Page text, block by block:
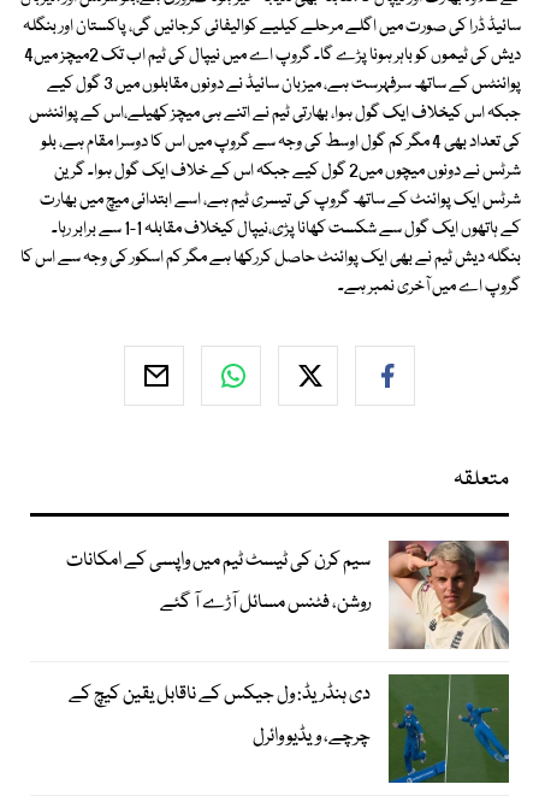
سائیڈ ڈرا کی صورت میں اگلے مرحلے کیلیے کوالیفائی کرجائیں گی، پاکستان اور بنگلہ
دیش کی ٹیموں کو باہر ہونا پڑے گا۔ گروپ اے میں نیپال کی ٹیم اب تک 2میچز میں4
پوائنٹس کے ساتھ سرفہرست ہے، میزبان سائیڈ نے دونوں مقابلوں میں 3 گول کیے
جبکہ اس کیخلاف ایک گول ہوا، بھارتی ٹیم نے اتنے ہی میچز کھیلے،اس کے پوائنٹس
کی تعداد بھی 4 مگر کم گول اوسط کی وجہ سے گروپ میں اس کا دوسرا مقام ہے، بلو
شرٹس نے دونوں میچوں میں2 گول کیے جبکہ اس کے خلاف ایک گول ہوا۔ گرین
شرٹس ایک پوائنٹ کے ساتھ گروپ کی تیسری ٹیم ہے، اسے ابتدائی میچ میں بھارت
کے ہاتھوں ایک گول سے شکست کھانا پڑی،نیپال کیخلاف مقابلہ 1-1 سے برابر رہا۔
بنگلہ دیش ٹیم نے بھی ایک پوائنٹ حاصل کررکھا ہے مگر کم اسکور کی وجہ سے اس کا
گروپ اے میں آخری نمبر ہے۔
متعلقہ
سیم کرن کی ٹیسٹ ٹیم میں واپسی کے امکانات
روشن، فٹنس مسائل آڑے آ گئے
دی ہنڈریڈ: ول جیکس کے ناقابل یقین کیچ کے
چرچے، ویڈیو وائرل